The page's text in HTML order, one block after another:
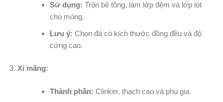
Sử dụng: Trộn bê tông, làm lớp đệm và lớp lót
cho móng.
Lưu ý: Chọn đá có kích thước đồng đều và độ
cứng cao.
Xi măng:
Thành phần: Clinker, thạch cao và phụ gia.